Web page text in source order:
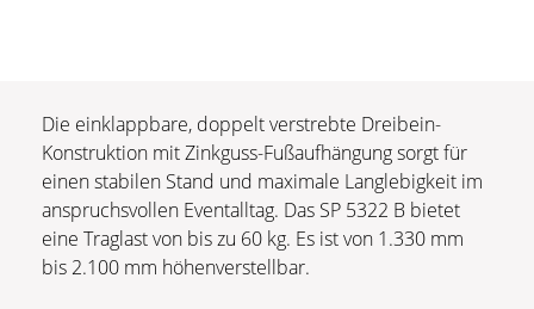
Die einklappbare, doppelt verstrebte Dreibein-
Konstruktion mit Zinkguss-Fußaufhängung sorgt für
einen stabilen Stand und maximale Langlebigkeit im
anspruchsvollen Eventalltag. Das SP 5322 B bietet
eine Traglast von bis zu 60 kg. Es ist von 1.330 mm
bis 2.100 mm höhenverstellbar.